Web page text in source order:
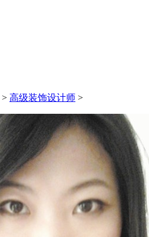
> 高级装饰设计师 >